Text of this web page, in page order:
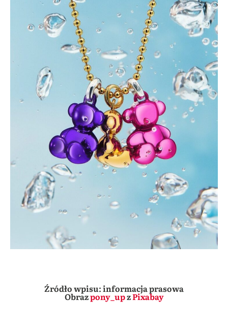
Źródło wpisu: informacja prasowa
Obrazpony_upzPixabay